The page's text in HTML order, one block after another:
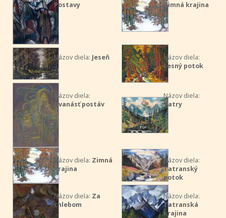
Postavy
Zimná krajina
Názov diela: Jeseň
Názov diela:
Lesný potok
Názov diela:
Dvanásť postáv
Názov diela:
Tatry
Názov diela: Zimná
krajina
Názov diela:
Tatranský
potok
Názov diela: Za
chlebom
Názov diela:
Tatranská
krajina